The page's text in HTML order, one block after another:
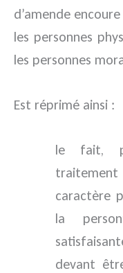
d’amende
les personnes
les personnes
Est réprimé ainsi :
le fait,
caractère
la
devant